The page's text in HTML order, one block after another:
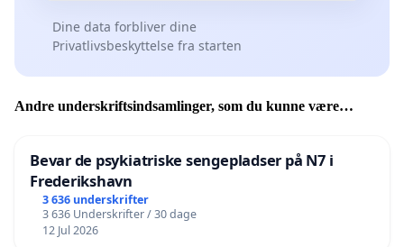
Dine data forbliver dine
Privatlivsbeskyttelse fra starten
Andre underskriftsindsamlinger, som du kunne være
Bevar de psykiatriske sengepladser på N7 i
Frederikshavn
3 636 underskrifter
3 636 Underskrifter / 30 dage
12 Jul 2026